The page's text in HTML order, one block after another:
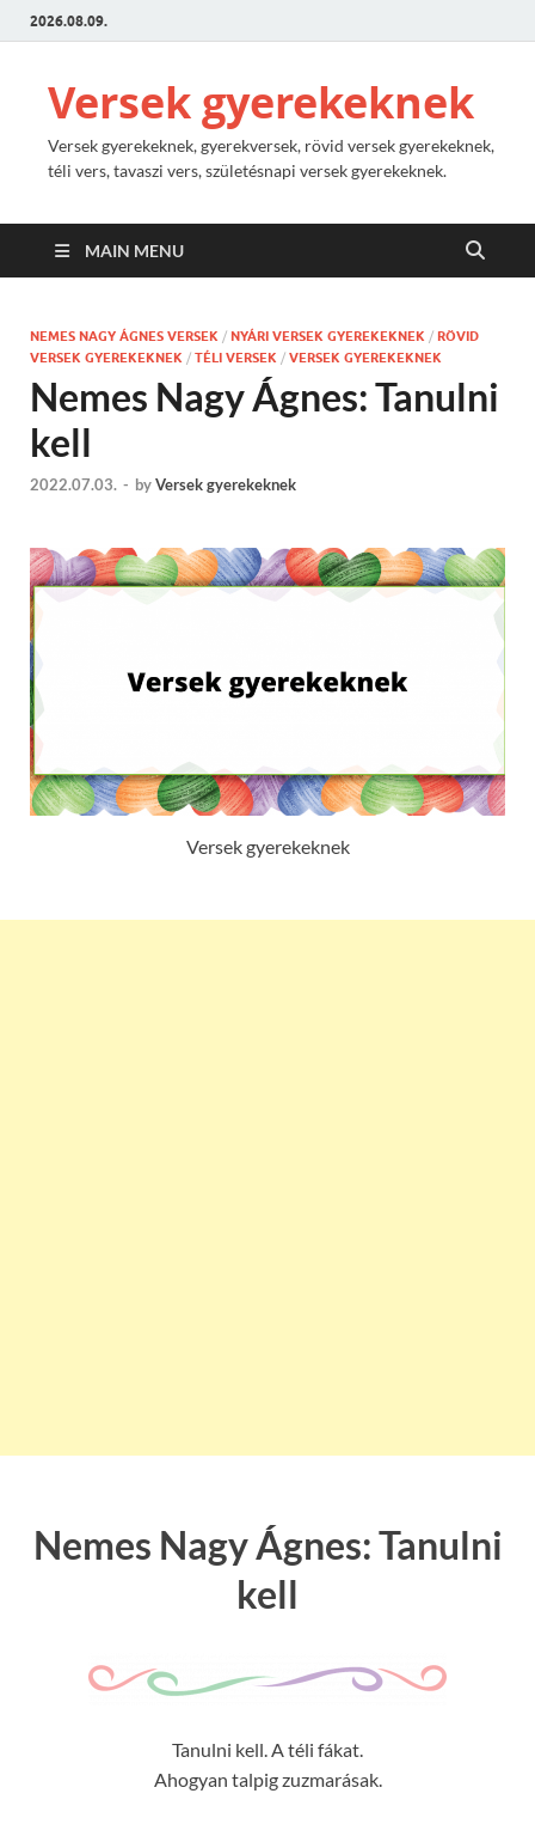
2026.08.09.
Versek gyerekeknek
Versek gyerekeknek, gyerekversek, rövid versek gyerekeknek,
téli vers, tavaszi vers, születésnapi versek gyerekeknek.
MAIN MENU
NEMES NAGY ÁGNES VERSEK / NYÁRI VERSEK GYEREKEKNEK / RÖVID
VERSEK GYEREKEKNEK / TÉLI VERSEK / VERSEK GYEREKEKNEK
Nemes Nagy Ágnes: Tanulni
kell
2022.07.03. - byVersek gyerekeknek
Versek gyerekeknek
Nemes Nagy Ágnes: Tanulni
kell
Tanulni kell. A téli fákat.
Ahogyan talpig zuzmarásak.